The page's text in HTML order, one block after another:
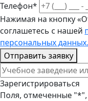
Телефон*
Нажимая на кнопку
соглашетесь с нашей
персональных данных.
Отправить заявку
Зарегистрироваться
Поля, отмеченные